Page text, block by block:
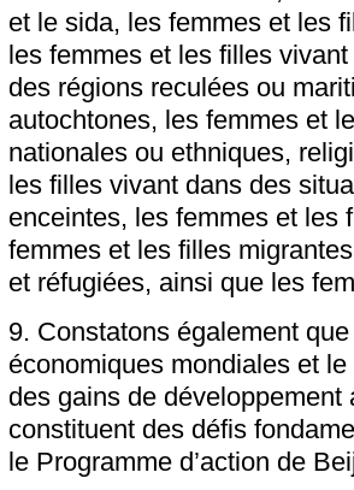
et le sida, les femmes et les
les femmes et les filles
des régions reculées ou
autochtones, les femmes et
nationales ou ethniques,
les filles vivant dans des
enceintes, les femmes et les
femmes et les filles
et réfugiées, ainsi que les
9. Constatons également
économiques mondiales et
des gains de
constituent des défis
le Programme d’action de